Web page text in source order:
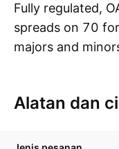
Fully regulated,
spreads on 70
majors and
OANDA is the
Established in
Alatan dan